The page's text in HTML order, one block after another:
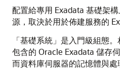
配置給專用 Exadata 基礎架
源，取決於用於佈建服務的
「基礎系統」是入門級組態
包含的 Oracle Exadata 儲存
而資料庫伺服器的記憶體與處